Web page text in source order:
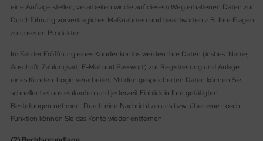
eine Anfrage stellen, verarbeiten wir die auf diesem Weg erhaltenen Daten zur
Durchführung vorvertraglicher Maßnahmen und beantworten z.B. Ihre Fragen
zu unseren Produkten.
Im Fall der Eröffnung eines Kundenkontos werden Ihre Daten (insbes. Name,
Anschrift, Zahlungsart, E-Mail und Passwort) zur Registrierung und Anlage
eines Kunden-Login verarbeitet. Mit den gespeicherten Daten können Sie
schneller bei uns einkaufen und jederzeit Einblick in Ihre getätigten
Bestellungen nehmen. Durch eine Nachricht an uns bzw. über eine Lösch-
Funktion können Sie das Konto wieder entfernen.